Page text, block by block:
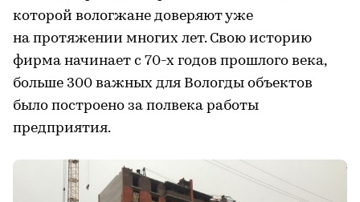
которой вологжане доверяют уже
на протяжении многих лет. Свою историю
фирма начинает с 70-х годов прошлого века,
больше 300 важных для Вологды объектов
было построено за полвека работы
предприятия.